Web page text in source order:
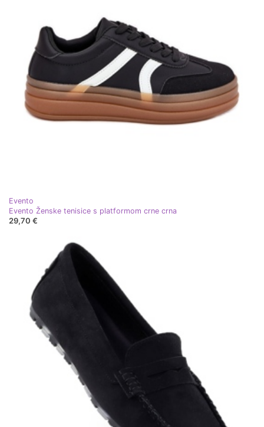
Evento
Evento Ženske tenisice s platformom crne crna
29,70 €